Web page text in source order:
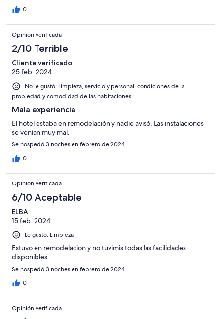
0
Opinión verificada
2/10 Terrible
Cliente verificado
25 feb. 2024
No le gustó: Limpieza, servicio y personal, condiciones de la
propiedad y comodidad de las habitaciones
Mala experiencia
El hotel estaba en remodelación y nadie avisó. Las instalaciones
se venían muy mal.
Se hospedó 3 noches en febrero de 2024
0
Opinión verificada
6/10 Aceptable
ELBA
15 feb. 2024
Le gustó: Limpieza
Estuvo en remodelacion y no tuvimis todas las facilidades
disponibles
Se hospedó 3 noches en febrero de 2024
0
Opinión verificada